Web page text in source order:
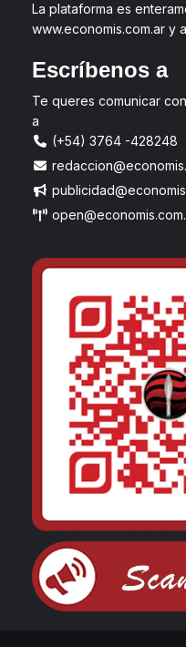
La plataforma es
www.economis.com.ar y
Escríbenos a
Te queres comunicar
a
(+54) 3764 -428248